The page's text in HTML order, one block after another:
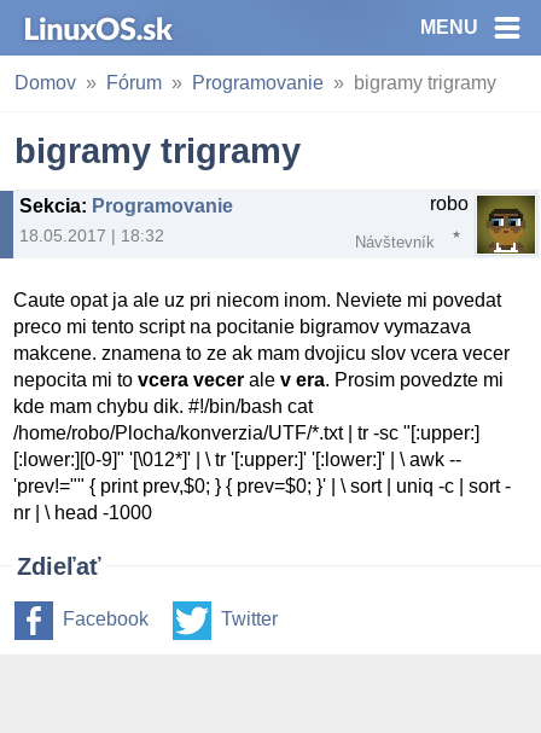
MENU
Domov Fórum Programovanie bigramy trigramy
bigramy trigramy
Sekcia: Programovanie
18.05.2017 | 18:32
robo
Návštevník
Caute opat ja ale uz pri niecom inom. Neviete mi povedat
preco mi tento script na pocitanie bigramov vymazava
makcene. znamena to ze ak mam dvojicu slov vcera vecer
nepocita mi tovcera vecer alev era. Prosim povedzte mi
kde mam chybu dik. #!/bin/bash cat
/home/robo/Plocha/konverzia/UTF/*.txt | tr -sc "[:upper:]
[:lower:][0-9]" '[\012*]' | \ tr '[:upper:]' '[:lower:]' | \ awk --
'prev!="" { print prev,$0; } { prev=$0; }' | \ sort | uniq -c | sort -
nr | \ head -1000
Zdieľať
Facebook Twitter